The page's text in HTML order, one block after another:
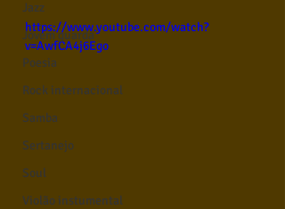
Jazz
Jovem guarda
Poesia
Rock internacional
Samba
Sertanejo
Soul
Violão instumental
https://www.youtube.com/watch?
v=AwfCA4j6Ego